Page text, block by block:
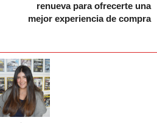
renueva para ofrecerte una
mejor experiencia de compra